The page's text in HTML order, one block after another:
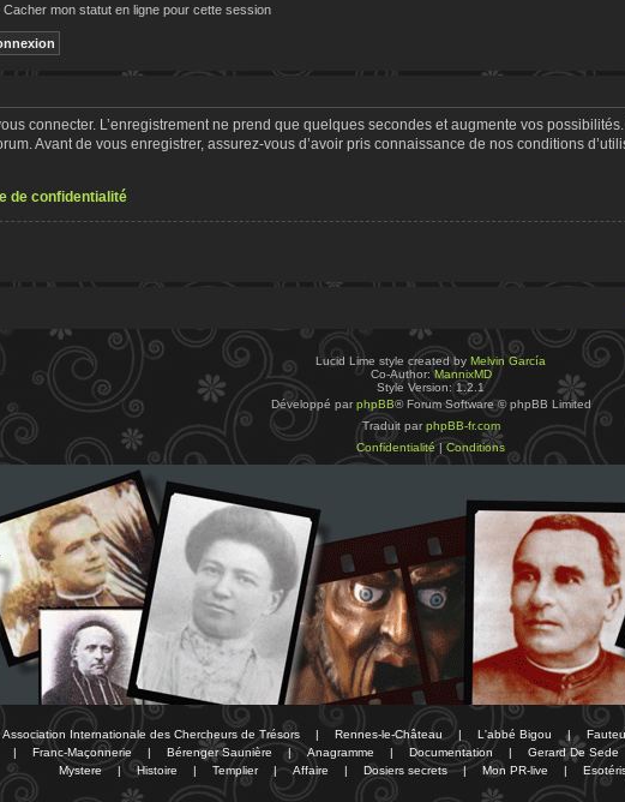
Cacher mon statut en ligne pour cette session
connecter. L’enregistrement ne prend que quelques secondes et augmente vos
Avant de vous enregistrer, assurez-vous d’avoir pris connaissance de nos conditions
de confidentialité
Lucid Lime style created by Melvin García
Co-Author:MannixMD
Style Version: 1.2.1
Développé par phpBB® Forum Software © phpBB Limited
Traduit par phpBB-fr.com
Confidentialité|Conditions
Association Internationale des Chercheurs de Trésors | Rennes-le-Château | L'abbé Bigou |
| Franc-Maçonnerie | Bérenger Saunière | Anagramme | Documentation | Gerard De Sede
Mystere
| Histoire | Templier | Affaire | Dosiers secrets | Mon PR-live |